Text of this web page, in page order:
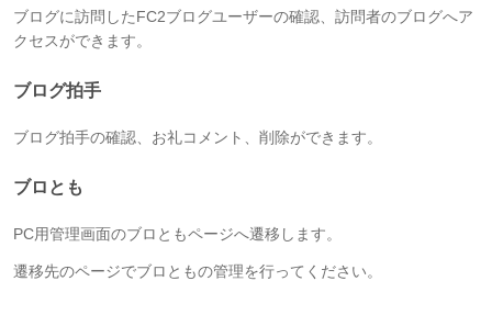
ブログに訪問したFC2ブログユーザーの確認、訪問者のブログへア
クセスができます。
ブログ拍手
ブログ拍手の確認、お礼コメント、削除ができます。
ブロとも
PC用管理画面のブロともページへ遷移します。
遷移先のページでブロともの管理を行ってください。